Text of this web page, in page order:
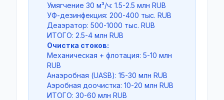
Умягчение 30 м³/ч: 1.5-2.5 млн RUB
УФ-дезинфекция: 200-400 тыс. RUB
Деаэратор: 500-1000 тыс. RUB
ИТОГО: 2.5-4 млн RUB
Очистка стоков:
Механическая + флотация: 5-10 млн
RUB
Анаэробная (UASB): 15-30 млн RUB
Аэробная доочистка: 10-20 млн RUB
ИТОГО: 30-60 млн RUB